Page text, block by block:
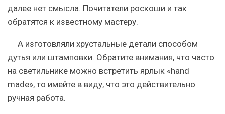
далее нет смысла. Почитатели роскоши и так
обратятся к известному мастеру.
А изготовляли хрустальные детали способом
дутья или штамповки. Обратите внимания, что часто
на светильнике можно встретить ярлык «hand
mаde», то имейте в виду, что это действительно
ручная работа.